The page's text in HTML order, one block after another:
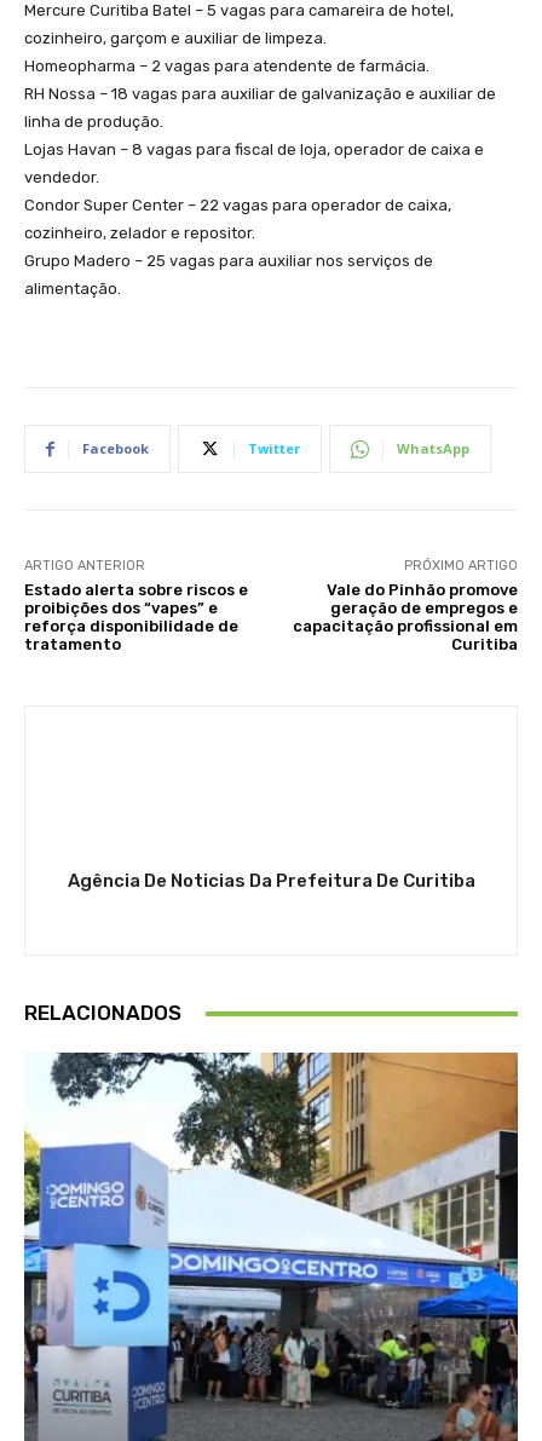
Mercure Curitiba Batel – 5 vagas para camareira de hotel,
cozinheiro, garçom e auxiliar de limpeza.
Homeopharma – 2 vagas para atendente de farmácia.
RH Nossa – 18 vagas para auxiliar de galvanização e auxiliar de
linha de produção.
Lojas Havan – 8 vagas para fiscal de loja, operador de caixa e
vendedor.
Condor Super Center – 22 vagas para operador de caixa,
cozinheiro, zelador e repositor.
Grupo Madero – 25 vagas para auxiliar nos serviços de
alimentação.
Facebook Twitter WhatsApp
ARTIGO ANTERIOR
Estado alerta sobre riscos e
proibições dos “vapes” e
reforça disponibilidade de
tratamento
PRÓXIMO ARTIGO
Vale do Pinhão promove
geração de empregos e
capacitação profissional em
Curitiba
Agência De Noticias Da Prefeitura De Curitiba
RELACIONADOS